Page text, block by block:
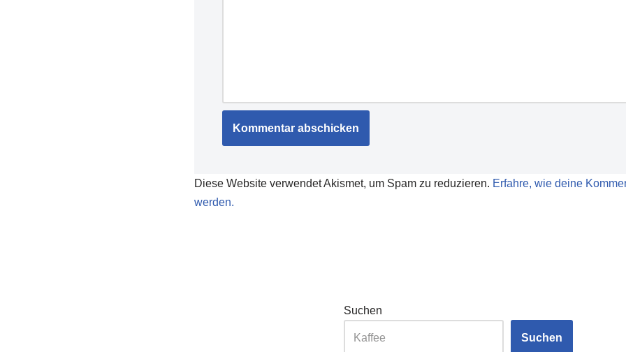
Diese Website verwendet Akismet, um Spam zu reduzieren. Erfahre, wie deine
werden.
Suchen
Suchen